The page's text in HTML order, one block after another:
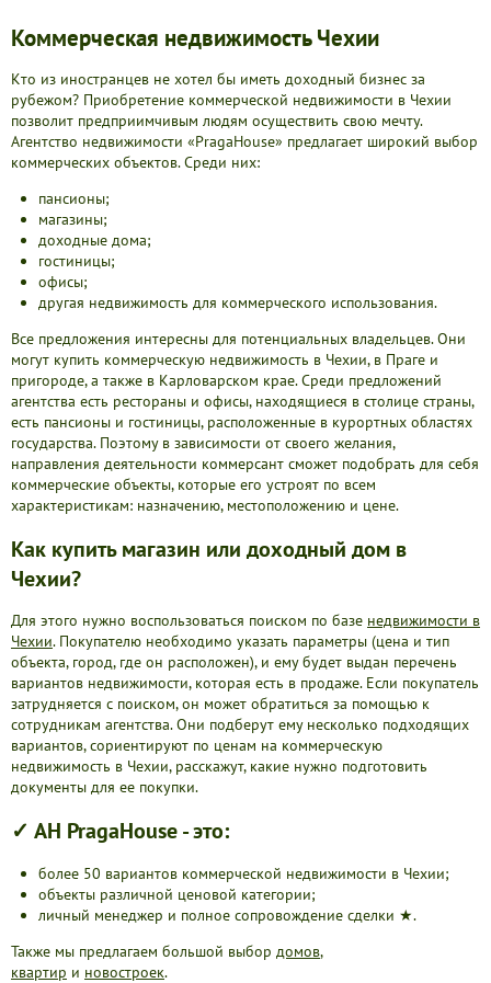
Коммерческая недвижимость Чехии
Кто из иностранцев не хотел бы иметь доходный бизнес за
рубежом? Приобретение коммерческой недвижимости в Чехии
позволит предприимчивым людям осуществить свою мечту.
Агентство недвижимости «PragaHouse» предлагает широкий выбор
коммерческих объектов. Среди них:
пансионы;
магазины;
доходные дома;
гостиницы;
офисы;
другая недвижимость для коммерческого использования.
Все предложения интересны для потенциальных владельцев. Они
могут купить коммерческую недвижимость в Чехии, в Праге и
пригороде, а также в Карловарском крае. Среди предложений
агентства есть рестораны и офисы, находящиеся в столице страны,
есть пансионы и гостиницы, расположенные в курортных областях
государства. Поэтому в зависимости от своего желания,
направления деятельности коммерсант сможет подобрать для себя
коммерческие объекты, которые его устроят по всем
характеристикам: назначению, местоположению и цене.
Как купить магазин или доходный дом в
Чехии?
Для этого нужно воспользоваться поиском по базе недвижимости в
Чехии. Покупателю необходимо указать параметры (цена и тип
объекта, город, где он расположен), и ему будет выдан перечень
вариантов недвижимости, которая есть в продаже. Если покупатель
затрудняется с поиском, он может обратиться за помощью к
сотрудникам агентства. Они подберут ему несколько подходящих
вариантов, сориентируют по ценам на коммерческую
недвижимость в Чехии, расскажут, какие нужно подготовить
документы для ее покупки.
✓ АН PragaHouse - это:
более 50 вариантов коммерческой недвижимости в Чехии;
объекты различной ценовой категории;
личный менеджер и полное сопровождение сделки ★.
Также мы предлагаем большой выбор домов,
квартир и новостроек.